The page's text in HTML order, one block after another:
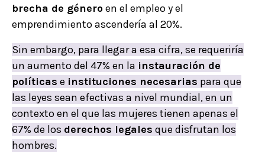
brecha de géneroen el empleo y el
emprendimiento ascendería al 20%.
Sin embargo, para llegar a esa cifra, se requeriría
un aumento del 47% en la instauración de
políticas e instituciones necesarias para que
las leyes sean efectivas a nivel mundial, en un
contexto en el que las mujeres tienen apenas el
67% de los derechos legales que disfrutan los
hombres.